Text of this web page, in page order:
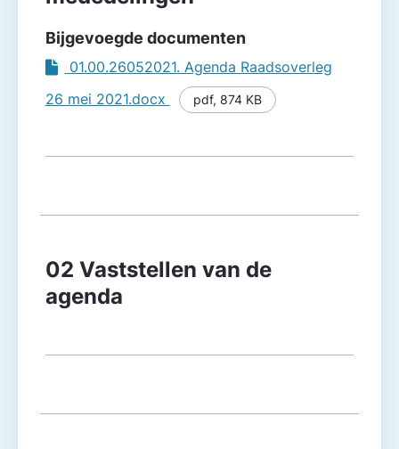
Bijgevoegde documenten
01.00.26052021. Agenda Raadsoverleg
26 mei 2021.docx
pdf, 874 KB
02 Vaststellen van de
agenda